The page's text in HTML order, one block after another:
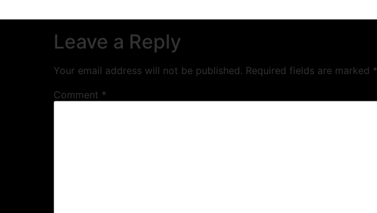
Leave a Reply
Your email address will not be published. Required fields are marked *
Comment *